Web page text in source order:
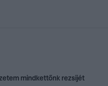
mindkettőnk rezsijét